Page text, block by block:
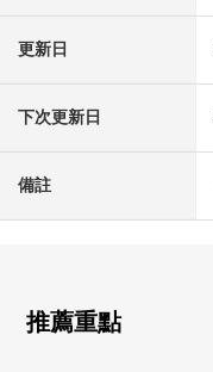
更新日
下次更新日
備註
推薦重點